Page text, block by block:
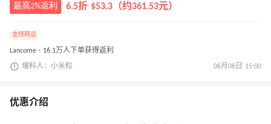
最高2%返利 6.5折 $53.3（约361.53元）
支持转运
Lancome · 16.1万人下单获得返利
爆料人：小米粒 06月06日 15:00
优惠介绍